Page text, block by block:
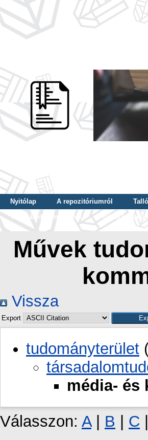
Nyitólap A repozitóriumról
Tallózás dátum szerint
Tallózás
Művek
Vissza
Export
tudományterület
média- és
Válasszon: A| B | C |